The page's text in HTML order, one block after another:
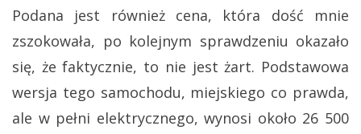
Podana jest również cena, która dość mnie
zszokowała, po kolejnym sprawdzeniu okazało
się, że faktycznie, to nie jest żart. Podstawowa
wersja tego samochodu, miejskiego co prawda,
ale w pełni elektrycznego, wynosi około 26 500